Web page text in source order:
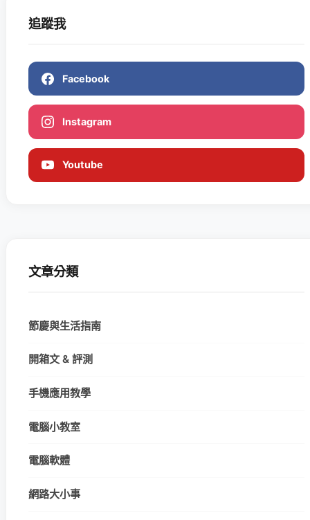
追蹤我
Facebook
Instagram
Youtube
文章分類
節慶與生活指南
開箱文 & 評測
手機應用教學
電腦小教室
電腦軟體
網路大小事